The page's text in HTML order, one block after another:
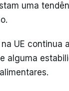
uma
UE continua
alguma